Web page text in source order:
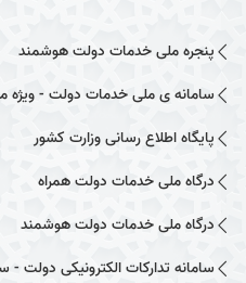
پنجره ملی خدمات دولت هوشمند
سامانه ی ملی خدمات دولت - ویژه
پایگاه اطلاع رسانی وزارت کشور
درگاه ملی خدمات دولت همراه
درگاه ملی خدمات دولت هوشمند
سامانه تدارکات الکترونیکی دولت -